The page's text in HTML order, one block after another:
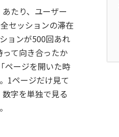
たり、ユーザー
セッションの滞在
ョンが500回あれ
て向き合ったか
ページを開いた時
1ページだけ見て
字を単独で見る